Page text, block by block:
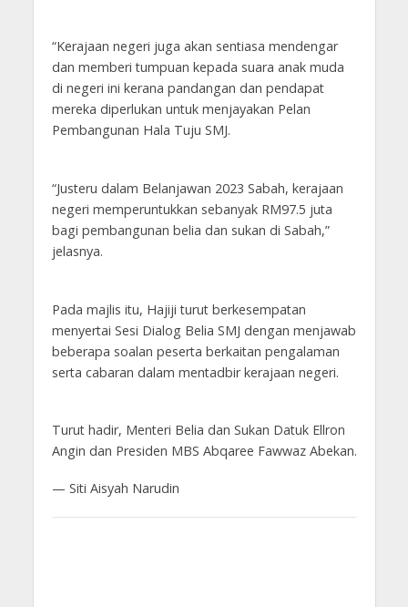
“Kerajaan negeri juga akan sentiasa mendengar
dan memberi tumpuan kepada suara anak muda
di negeri ini kerana pandangan dan pendapat
mereka diperlukan untuk menjayakan Pelan
Pembangunan Hala Tuju SMJ.
“Justeru dalam Belanjawan 2023 Sabah, kerajaan
negeri memperuntukkan sebanyak RM97.5 juta
bagi pembangunan belia dan sukan di Sabah,”
jelasnya.
Pada majlis itu, Hajiji turut berkesempatan
menyertai Sesi Dialog Belia SMJ dengan menjawab
beberapa soalan peserta berkaitan pengalaman
serta cabaran dalam mentadbir kerajaan negeri.
Turut hadir, Menteri Belia dan Sukan Datuk Ellron
Angin dan Presiden MBS Abqaree Fawwaz Abekan.
— Siti Aisyah Narudin